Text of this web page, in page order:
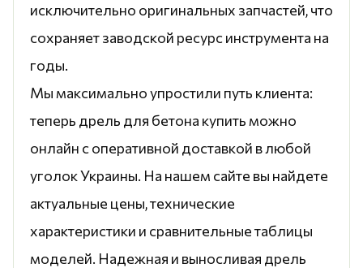
исключительно оригинальных запчастей, что
сохраняет заводской ресурс инструмента на
годы.
Мы максимально упростили путь клиента:
теперь дрель для бетона купить можно
онлайн с оперативной доставкой в любой
уголок Украины. На нашем сайте вы найдете
актуальные цены, технические
характеристики и сравнительные таблицы
моделей. Надежная и выносливая дрель